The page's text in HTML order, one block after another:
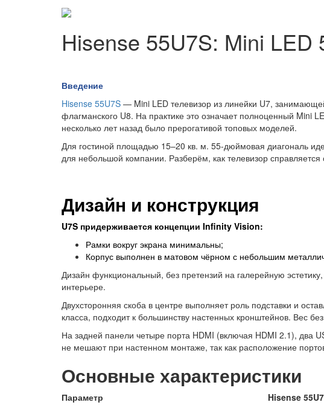
Hisense 55U7S: Mini LED
Введение
Hisense 55U7S — Mini LED телевизор из линейки U7,
флагманского U8. На практике это означает полноценный Mini
несколько лет назад было прерогативой топовых моделей.
Для гостиной площадью 15–20 кв. м. 55-дюймовая диагональ
для небольшой компании. Разберём, как телевизор
Дизайн и конструкция
U7S придерживается концепции Infinity Vision:
Рамки вокруг экрана минимальны;
Корпус выполнен в матовом чёрном с небольшим
Дизайн функциональный, без претензий на галерейную
интерьере.
Двухсторонняя скоба в центре выполняет роль подставки и
класса, подходит к большинству настенных кронштейнов. Вес
На задней панели четыре порта HDMI (включая HDMI 2.1), два
не мешают при настенном монтаже, так как расположение
Основные характеристики
Параметр
Hisense